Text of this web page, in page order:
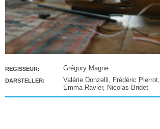
REGISSEUR: Grégory Magne
DARSTELLER: Valérie Donzelli, Frédéric Pierrot,
Emma Ravier, Nicolas Bridet